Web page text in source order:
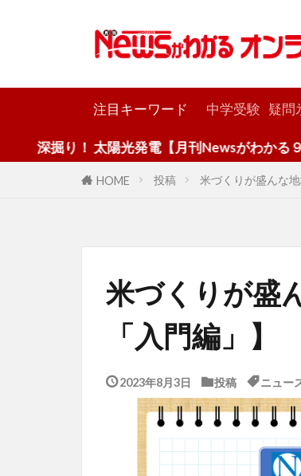
注目キーワード 中学受験 疑問
！ 太陽光発電【月刊Newsがわかる９月号】
HOME 投稿 米づくりが盛んな
米づくりが盛
「入門編」】
2023年8月3日 投稿 ニュー